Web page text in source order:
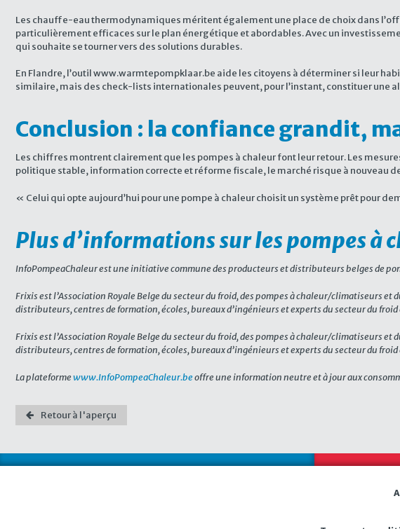
Les chauffe-eau thermodynamiques méritent également une place de choix dans
particulièrement efficaces sur le plan énergétique et abordables. Avec un
qui souhaite se tourner vers des solutions durables.
En Flandre, l’outil www.warmtepompklaar.be aide les citoyens à déterminer si leur
similaire, mais des check-lists internationales peuvent, pour l’instant, constituer une
Conclusion : la confiance grandit,
Les chiffres montrent clairement que les pompes à chaleur font leur retour. Les
politique stable, information correcte et réforme fiscale, le marché risque à nouveau
« Celui qui opte aujourd’hui pour une pompe à chaleur choisit un système prêt pour
Plus d’informations sur les pompes
InfoPompeaChaleur est une initiative commune des producteurs et distributeurs belges de
Frixis est l’Association Royale Belge du secteur du froid, des pompes à chaleur/climatiseurs
distributeurs, centres de formation, écoles, bureaux d’ingénieurs et experts du secteur du
Frixis est l’Association Royale Belge du secteur du froid, des pompes à chaleur/climatiseurs
distributeurs, centres de formation, écoles, bureaux d’ingénieurs et experts du secteur du
La plateformewww.InfoPompeaChaleur.beoffre une information neutre et à jour aux
Retour à l'aperçu